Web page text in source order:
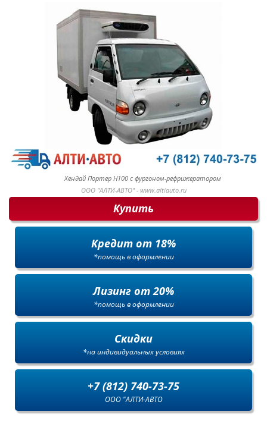
Купить
Кредит от 18%
*помощь в оформлении
Лизинг от 20%
*помощь в оформлении
Скидки
*на индивидуальных условиях
+7 (812) 740-73-75
ООО "АЛТИ-АВТО
Хендай Портер H100 с фургоном-рефрижератором
ООО "АЛТИ-АВТО" - www.altiauto.ru